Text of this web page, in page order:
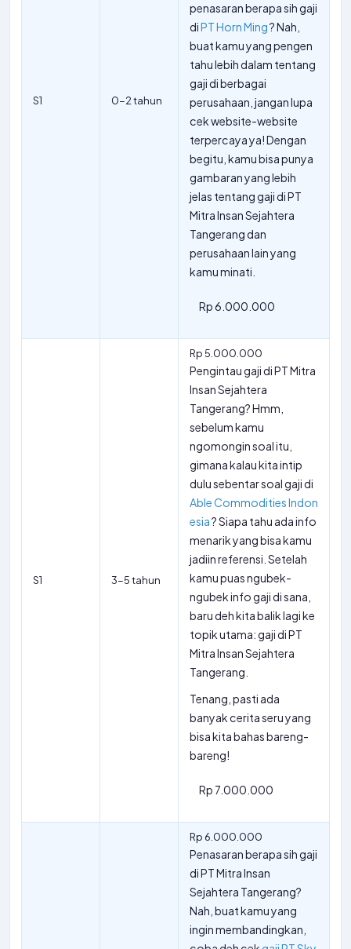
S1 0-2 tahun
penasaran berapa sih gaji
diPT Horn Ming? Nah,
buat kamu yang pengen
tahu lebih dalam tentang
gaji di berbagai
perusahaan, jangan lupa
cek website-website
terpercaya ya! Dengan
begitu, kamu bisa punya
gambaran yang lebih
jelas tentang gaji di PT
Mitra Insan Sejahtera
Tangerang dan
perusahaan lain yang
kamu minati.
Rp 6.000.000
S1 3-5 tahun
Rp 5.000.000
Pengintau gaji di PT Mitra
Insan Sejahtera
Tangerang? Hmm,
sebelum kamu
ngomongin soal itu,
gimana kalau kita intip
dulu sebentar soal gaji di
Able Commodities Indon
esia? Siapa tahu ada info
menarik yang bisa kamu
jadiin referensi. Setelah
kamu puas ngubek-
ngubek info gaji di sana,
baru deh kita balik lagi ke
topik utama: gaji di PT
Mitra Insan Sejahtera
Tangerang.
Tenang, pasti ada
banyak cerita seru yang
bisa kita bahas bareng-
bareng!
Rp 7.000.000
Rp 6.000.000
Penasaran berapa sih gaji
di PT Mitra Insan
Sejahtera Tangerang?
Nah, buat kamu yang
ingin membandingkan,